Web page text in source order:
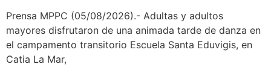
Prensa MPPC (05/08/2026).- Adultas y adultos
mayores disfrutaron de una animada tarde de danza en
el campamento transitorio Escuela Santa Eduvigis, en
Catia La Mar,